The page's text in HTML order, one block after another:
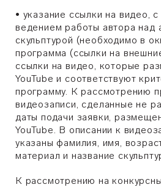
• указание ссылки на видео,
ведением работы автора над
скульптурой (необходимо в
программа (ссылки на
ссылки на видео, которые
YouTube и соответствуют
программу. К рассмотрению
видеозаписи, сделанные не
даты подачи заявки,
YouTube. В описании к
указаны фамилия, имя,
материал и название
К рассмотрению на